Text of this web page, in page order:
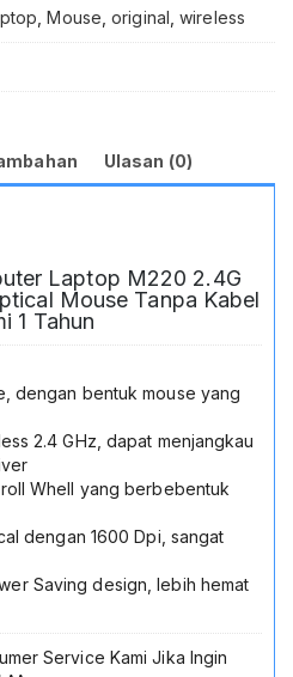
,Mouse ,original ,wireless
Ulasan (0)
Laptop M220 2.4G
Mouse Tanpa Kabel
1 Tahun
dengan bentuk mouse yang
2.4 GHz, dapat menjangkau
Whell yang berbebentuk
dengan 1600 Dpi, sangat
Saving design, lebih hemat
Service Kami Jika Ingin